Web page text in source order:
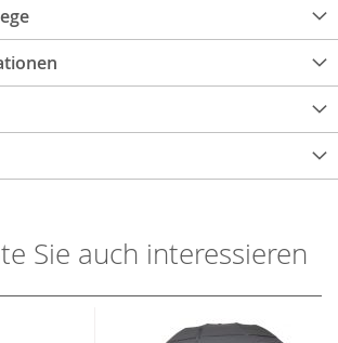
Sie auch interessieren